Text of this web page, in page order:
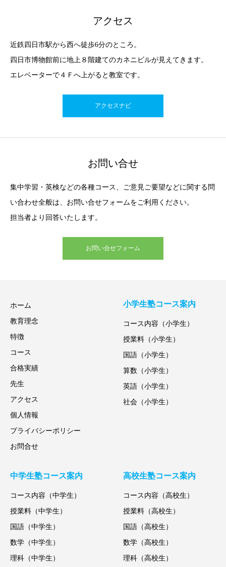
アクセス
近鉄四日市駅から西へ徒歩6分のところ。
四日市博物館前に地上８階建てのカネニビルが見えてきます。
エレベーターで４Ｆへ上がると教室です。
アクセスナビ
お問い合せ
集中学習・英検などの各種コース、ご意見ご要望などに関する問
い合わせ全般は、お問い合せフォームをご利用ください。
担当者より回答いたします。
お問い合せフォーム
ホーム
教育理念
特徴
コース
合格実績
先生
アクセス
個人情報
プライバシーポリシー
お問合せ
小学生塾コース案内
コース内容（小学生）
授業料（小学生）
国語（小学生）
算数（小学生）
英語（小学生）
社会（小学生）
中学生塾コース案内
コース内容（中学生）
授業料（中学生）
国語（中学生）
数学（中学生）
理科（中学生）
高校生塾コース案内
コース内容（高校生）
授業料（高校生）
国語（高校生）
数学（高校生）
理科（高校生）